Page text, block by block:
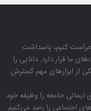
حراست كنیم، پاسداشت
ما قرار دارد. دانایی را
از ابزارهای مهم گسترش
ایمانی جامعه را وظیفه خود
اجتماعی را رصد می‌كنیم.